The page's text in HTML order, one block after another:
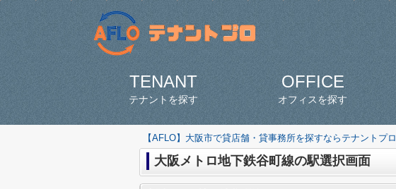
TENANT
テナントを探す
OFFICE
オフィスを探す
【AFLO】大阪市で貸店舗・貸事務所を探すならテナントプロ
大阪メトロ地下鉄谷町線の駅選択画面